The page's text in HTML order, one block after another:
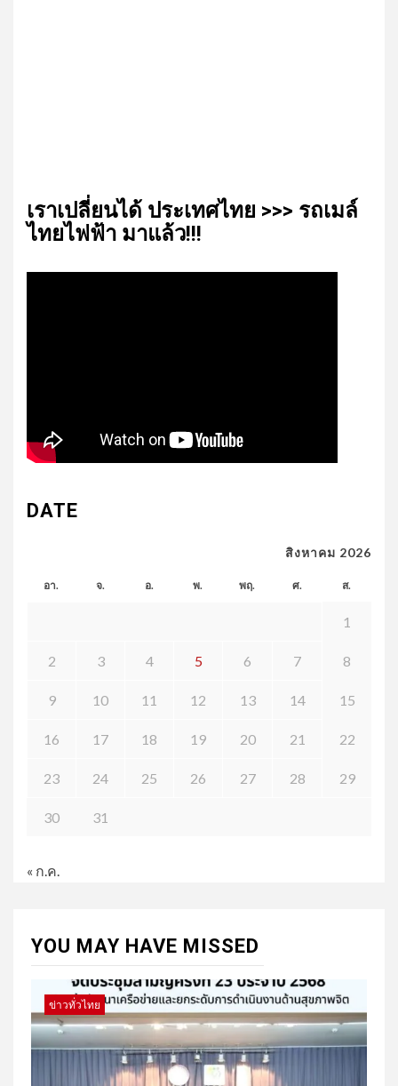
เรา​เปลี่ยน​ได้​ ประเทศ​ไทย​ >>> รถเมล์​
ไทย​ไฟฟ้า​ มาแล้ว!!!
DATE
สิงหาคม 2026
อา. จ. อ. พ. พฤ. ศ. ส.
1
2 3 4 5 6 7 8
9 10 11 12 13 14 15
16 17 18 19 20 21 22
23 24 25 26 27 28 29
30 31
« ก.ค.
YOU MAY HAVE MISSED
ข่าวทั่วไทย